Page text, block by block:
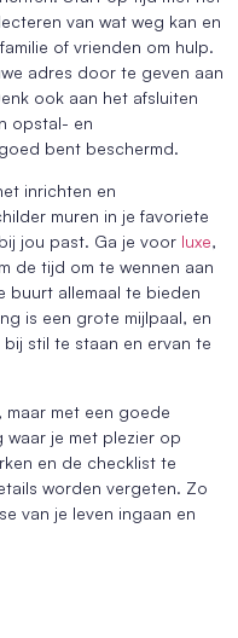
van wat weg kan en
of vrienden om hulp.
adres door te geven aan
ook aan het afsluiten
opstal- en
bent beschermd.
inrichten en
muren in je favoriete
jou past. Ga je voor luxe,
de tijd om te wennen aan
buurt allemaal te bieden
is een grote mijlpaal, en
stil te staan en ervan te
met een goede
je met plezier op
en de checklist te
worden vergeten. Zo
van je leven ingaan en